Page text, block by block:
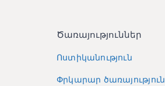
Ծառայություններ
Ոստիկանություն
Փրկարար ծառայություն